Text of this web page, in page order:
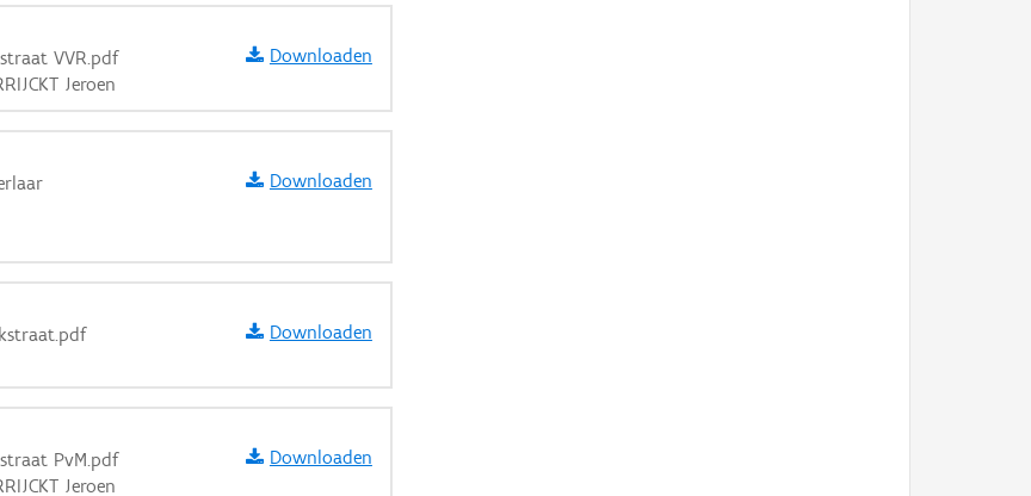
VVR.pdf
Jeroen
Downloaden
Downloaden
Downloaden
PvM.pdf
Jeroen
Downloaden